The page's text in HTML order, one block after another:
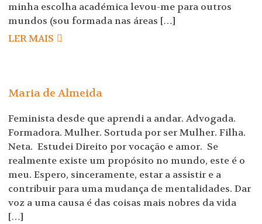
minha escolha académica levou-me para outros
mundos (sou formada nas áreas […]
LER MAIS
Maria de Almeida
Feminista desde que aprendi a andar. Advogada.
Formadora. Mulher. Sortuda por ser Mulher. Filha.
Neta. Estudei Direito por vocação e amor. Se
realmente existe um propósito no mundo, este é o
meu. Espero, sinceramente, estar a assistir e a
contribuir para uma mudança de mentalidades. Dar
voz a uma causa é das coisas mais nobres da vida
[…]